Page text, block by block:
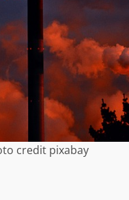
credit pixabay